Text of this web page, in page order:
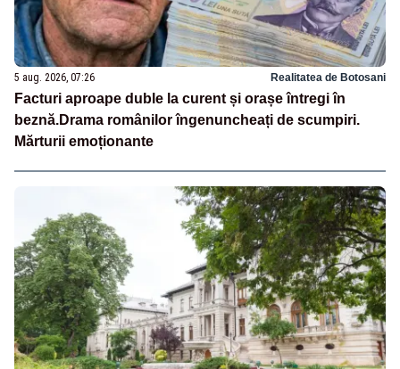
5 aug. 2026, 07:26 Realitatea de Botosani
Facturi aproape duble la curent și orașe întregi în
beznă.Drama românilor îngenuncheați de scumpiri.
Mărturii emoționante